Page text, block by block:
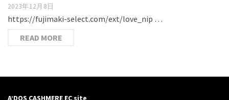
2023年12月8日
https://fujimaki-select.com/ext/love_nip …
READ MORE
A’DOS CASHMERE EC site